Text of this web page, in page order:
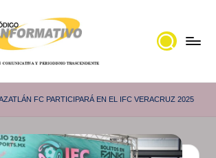
FC PARTICIPARÁ EN EL IFC VERACRUZ 2025